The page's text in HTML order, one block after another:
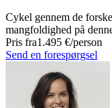
Cykel gennem de
mangfoldighed på
Pris fra1.495 €/person
Send en forespørgsel